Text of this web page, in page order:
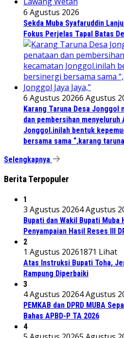
6 Agustus 2026
Sekda Muba Syafaruddin
Fokus Perjelas Tapal Batas
6 Agustus 20266 Agustus
Karang Taruna Desa
dan pembersihan menyeluruh
Jonggol.inilah bentuk
bersama sama “,karang
Selengkapnya
Berita Terpopuler
1
3 Agustus 20264 Agustus
Bupati dan Wakil Bupati Muba
Penyampaian Hasil Reses III
2
1 Agustus 20261871 Lihat
Atas Instruksi Bupati Toha,
Rampung Diperbaiki
3
4 Agustus 20264 Agustus
PEMKAB dan DPRD MUBA
Bahas APBD-P TA 2026
4